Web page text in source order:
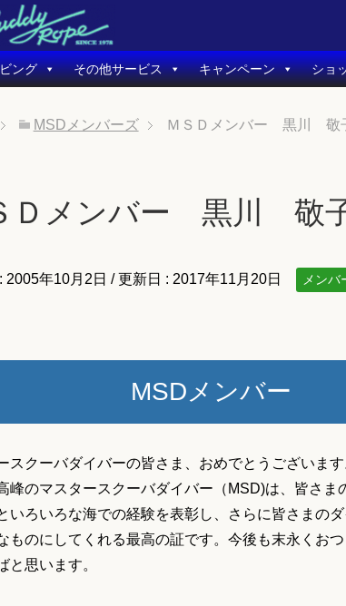
ング その他サービス キャンペーン ショ
MSDメンバーズ ＭＳＤメンバー 黒川 敬
Ｄメンバー 黒川 敬
2005年10月2日 / 更新日 : 2017年11月20日 メンバ
MSDメンバー
スクーバダイバーの皆さま、おめでとうございま
峰のマスタースクーバダイバー（MSD)は、皆さま
いろいろな海での経験を表彰し、さらに皆さまの
ものにしてくれる最高の証です。今後も末永くお
と思います。